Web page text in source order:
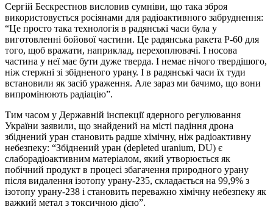
Сергій Бескрестнов висловив сумніви, що така зброя
використовується росіянами для радіоактивного забруднення:
“Це просто така технологія в радянські часи була у
виготовленні бойової частини. Це радянська ракета Р-60 для
того, щоб вражати, наприклад, перехоплювачі. І носова
частина у неї має бути дуже тверда. І немає нічого твердішого,
ніж стержні зі збідненого урану. І в радянські часи їх туди
встановили як засіб ураження. Але зараз ми бачимо, що вони
випромінюють радіацію”.
Тим часом у Державній інспекції ядерного регулювання
України заявили, що знайдений на місті падіння дрона
збіднений уран становить радше хімічну, ніж радіоактивну
небезпеку: “Збіднений уран (depleted uranium, DU) є
слаборадіоактивним матеріалом, який утворюється як
побічний продукт в процесі збагачення природного урану
після видалення ізотопу урану-235, складається на 99,9% з
ізотопу урану-238 і становить переважно хімічну небезпеку як
важкий метал з токсичною дією”.